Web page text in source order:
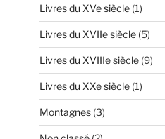
Livres du XVe siècle(1)
Livres du XVIIe siècle(5)
Livres du XVIIIe siècle(9)
Livres du XXe siècle(1)
Montagnes(3)